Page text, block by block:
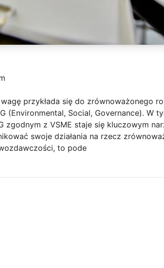
przykłada się do zrównoważonego
(Environmental, Social, Governance). W
z VSME staje się kluczowym
swoje działania na rzecz
to pode